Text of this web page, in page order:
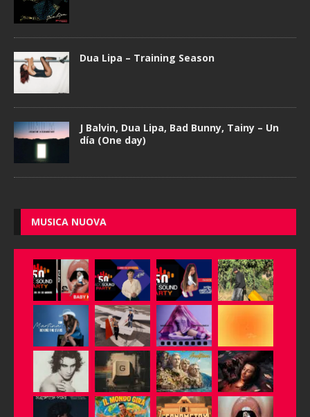
Dua Lipa – Training Season
J Balvin, Dua Lipa, Bad Bunny, Tainy – Un
día (One day)
MUSICA NUOVA